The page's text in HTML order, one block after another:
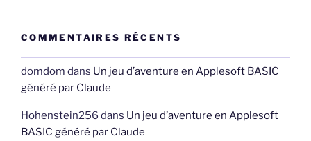
COMMENTAIRES RÉCENTS
domdom dans Un jeu d’aventure en Applesoft BASIC
généré par Claude
Hohenstein256 dans Un jeu d’aventure en Applesoft
BASIC généré par Claude